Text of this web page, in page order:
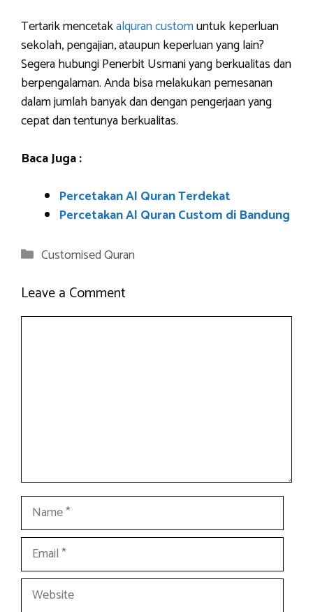
Tertarik mencetakalquran customuntuk keperluan
sekolah, pengajian, ataupun keperluan yang lain?
Segera hubungi Penerbit Usmani yang berkualitas dan
berpengalaman. Anda bisa melakukan pemesanan
dalam jumlah banyak dan dengan pengerjaan yang
cepat dan tentunya berkualitas.
Baca Juga :
Percetakan Al Quran Terdekat
Percetakan Al Quran Custom di Bandung
Categories
Customised Quran
Leave a Comment
Name
Email
Website